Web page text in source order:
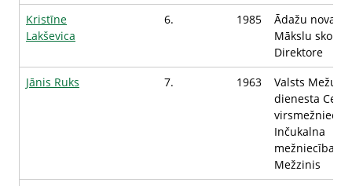
Kristīne
Lakševica
6. 1985
Ādažu novada
Mākslu skola,
Direktore
Jānis Ruks
7. 1963
Valsts Mežu
dienesta
Inčukalna
mežniecība,
Mežzinis